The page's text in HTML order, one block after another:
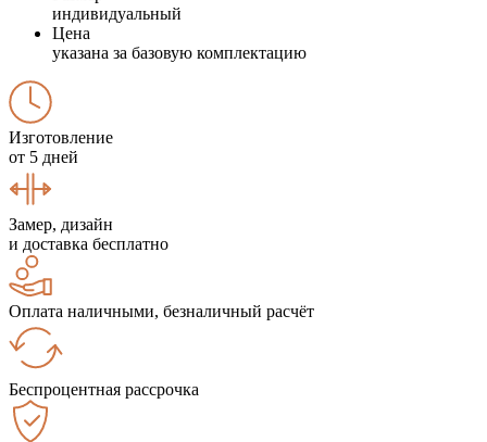
индивидуальный
Цена
указана за базовую комплектацию
Изготовление
от 5 дней
Замер, дизайн
и доставка бесплатно
Оплата наличными, безналичный расчёт
Беспроцентная рассрочка